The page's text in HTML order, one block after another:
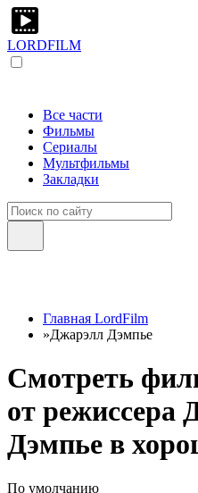
LORDFILM
Все части
Фильмы
Сериалы
Мультфильмы
Закладки
Главная LordFilm
»Джарэлл Дэмпье
Смотреть
от режиссера
Дэмпье в
По умолчанию